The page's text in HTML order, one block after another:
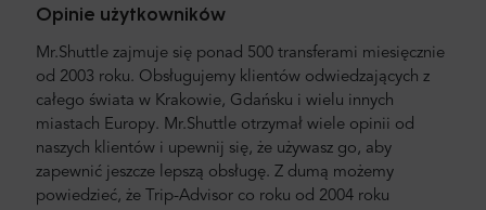
Opinie użytkowników
Mr.Shuttle zajmuje się ponad 500 transferami miesięcznie
od 2003 roku. Obsługujemy klientów odwiedzających z
całego świata w Krakowie, Gdańsku i wielu innych
miastach Europy. Mr.Shuttle otrzymał wiele opinii od
naszych klientów i upewnij się, że używasz go, aby
zapewnić jeszcze lepszą obsługę. Z dumą możemy
powiedzieć, że Trip-Advisor co roku od 2004 roku